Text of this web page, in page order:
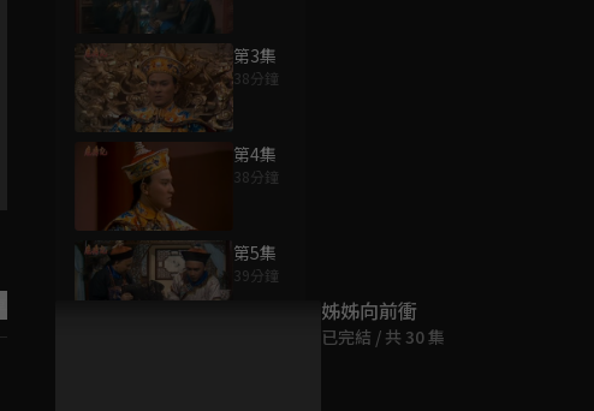
第3集
38分鐘
第4集
38分鐘
第5集
39分鐘
為您推薦
姊姊向前衝
已完結 / 共 30 集